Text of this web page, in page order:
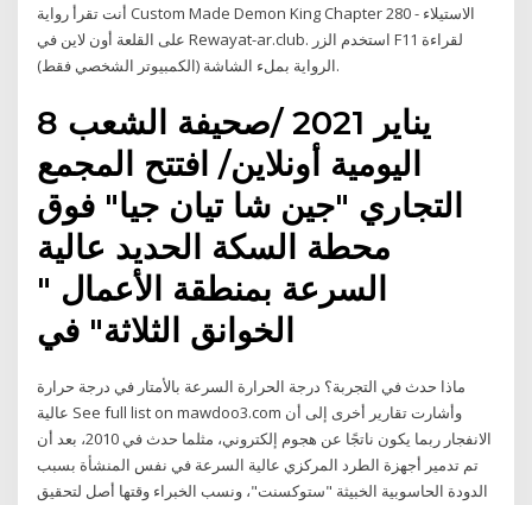
أنت تقرأ رواية Custom Made Demon King Chapter 280 - الاستيلاء
على القلعة أون لاين في Rewayat-ar.club. استخدم الزر F11 لقراءة
الرواية بملء الشاشة (الكمبيوتر الشخصي فقط).
8 يناير 2021 /صحيفة الشعب
اليومية أونلاين/ افتتح المجمع
التجاري "جين شا تيان جيا" فوق
محطة السكة الحديد عالية
السرعة بمنطقة الأعمال "
ماذا حدث في التجربة؟ درجة الحرارة السرعة بالأمتار في درجة حرارة
عالية See full list on mawdoo3.com وأشارت تقارير أخرى إلى أن
الانفجار ربما يكون ناتجًا عن هجوم إلكتروني، مثلما حدث في 2010، بعد أن
تم تدمير أجهزة الطرد المركزي عالية السرعة في نفس المنشأة بسبب
الدودة الحاسوبية الخبيثة "ستوكسنت"، ونسب الخبراء وقتها أصل لتحقيق